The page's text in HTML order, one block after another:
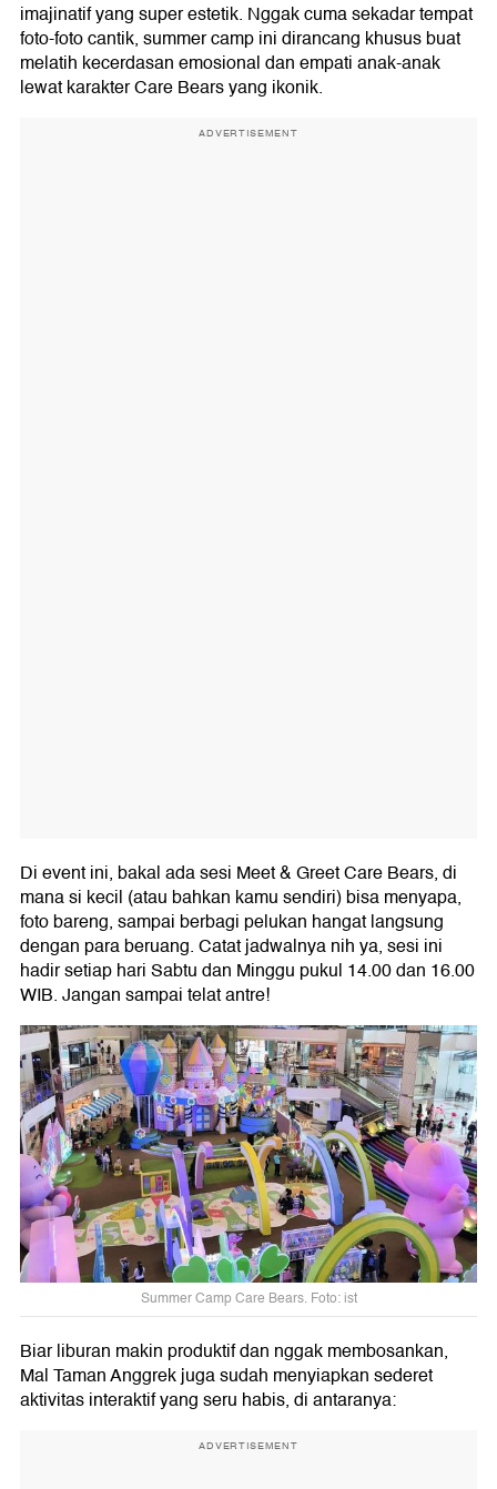
imajinatif yang super estetik. Nggak cuma sekadar tempat
foto-foto cantik, summer camp ini dirancang khusus buat
melatih kecerdasan emosional dan empati anak-anak
lewat karakter Care Bears yang ikonik.
ADVERTISEMENT
Di event ini, bakal ada sesi Meet & Greet Care Bears, di
mana si kecil (atau bahkan kamu sendiri) bisa menyapa,
foto bareng, sampai berbagi pelukan hangat langsung
dengan para beruang. Catat jadwalnya nih ya, sesi ini
hadir setiap hari Sabtu dan Minggu pukul 14.00 dan 16.00
WIB. Jangan sampai telat antre!
Summer Camp Care Bears. Foto: ist
Biar liburan makin produktif dan nggak membosankan,
Mal Taman Anggrek juga sudah menyiapkan sederet
aktivitas interaktif yang seru habis, di antaranya:
ADVERTISEMENT